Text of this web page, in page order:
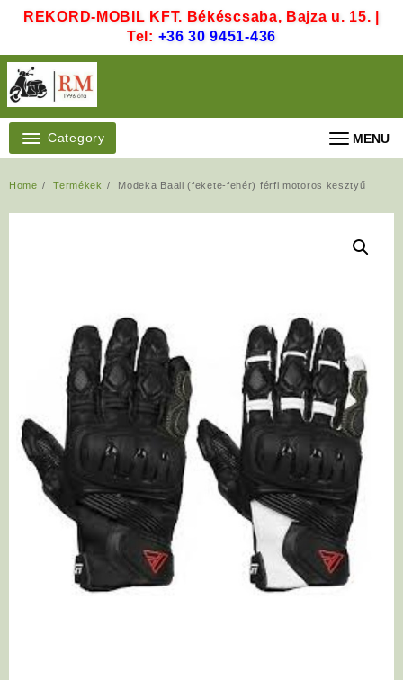
REKORD-MOBIL KFT. Békéscsaba, Bajza u. 15. |
Tel: +36 30 9451-436
Category MENU
Home Termékek Modeka Baali (fekete-fehér) férfi motoros kesztyű